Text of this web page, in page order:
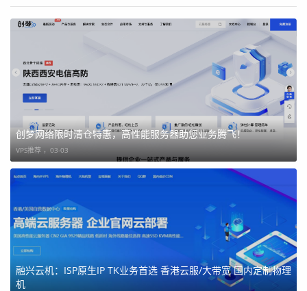
创梦网络限时清仓特惠，高性能服务器助您业务腾飞！
VPS推荐 ， 03-03
融兴云机：ISP原生IP TK业务首选 香港云服/大带宽 国内定制物理
机